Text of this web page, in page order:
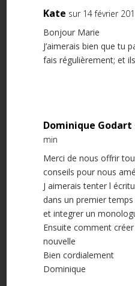
Kate sur 14 février
Bonjour Marie
J’aimerais bien que tu
fais régulièrement; et
Dominique Godart
min
Merci de nous offrir
conseils pour nous
J aimerais tenter l
dans un premier
et integrer un
Ensuite comment
nouvelle
Bien cordialement
Dominique